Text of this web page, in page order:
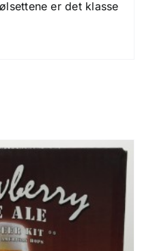
ølsettene er det klasse